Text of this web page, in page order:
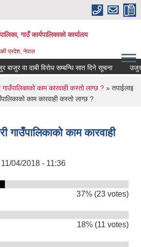
गाउँ कार्यपालिकाको कार्यालय
प्रदेश, नेपाल
वा दाबी विरोध सम्बन्धि सात दिने सूचना उजुर
गाउँपालिकाको काम कारवाही कस्तो लाग्छ ? » तपाईलाइ
काम कारवाही कस्तो लाग्छ ?
गाउँपालिकाको काम कारवाही
04/2018 - 11:36
37% (23 votes)
18% (11 votes)